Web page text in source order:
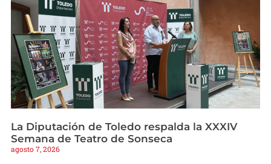
La Diputación de Toledo respalda la XXXIV
Semana de Teatro de Sonseca
agosto 7, 2026